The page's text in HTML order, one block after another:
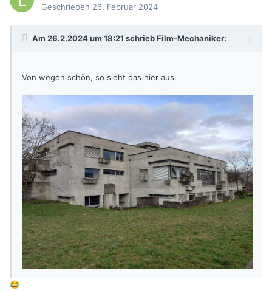
Geschrieben 26. Februar 2024
Am 26.2.2024 um 18:21 schriebFilm-Mechaniker:
Von wegen schön, so sieht das hier aus.
😂